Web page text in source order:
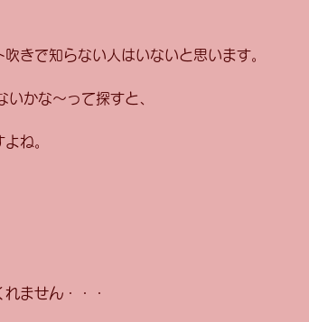
きで知らない人はいないと思います。
いかな〜って探すと、
よね。
ません・・・